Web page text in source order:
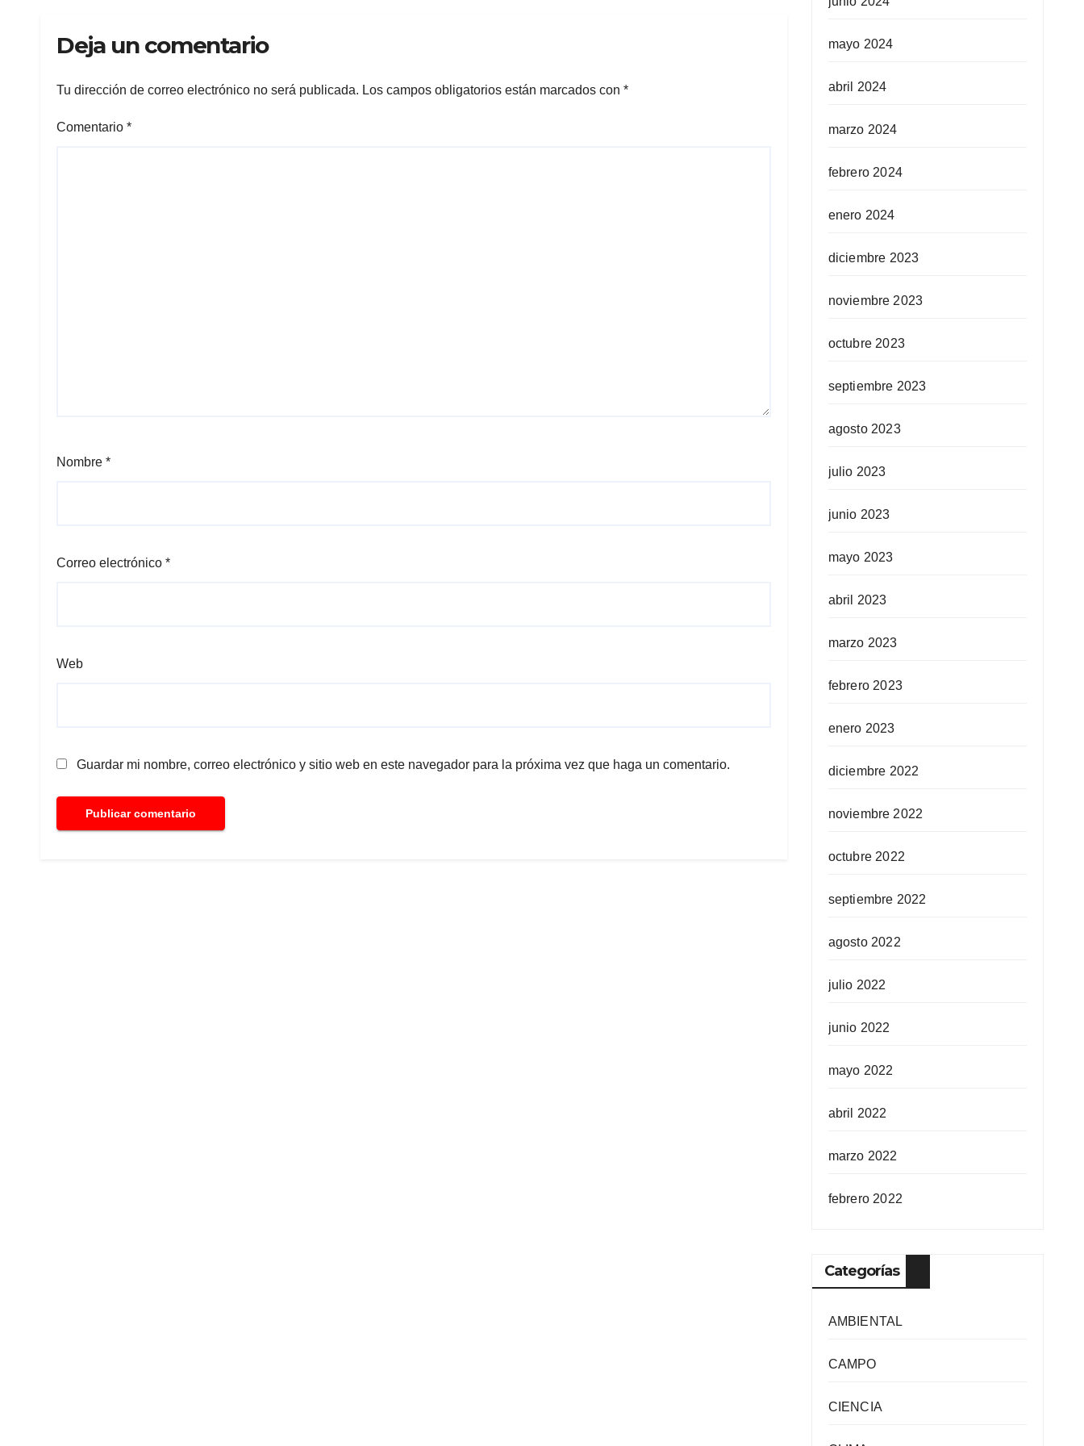
Deja un comentario
Tu dirección de correo electrónico no será publicada. Los campos obligatorios están marcados con *
Comentario *
Nombre *
Correo electrónico *
Web
Guardar mi nombre, correo electrónico y sitio web en este navegador para la próxima vez que haga un comentario.
mayo 2024
abril 2024
marzo 2024
febrero 2024
enero 2024
diciembre 2023
noviembre 2023
octubre 2023
septiembre 2023
agosto 2023
julio 2023
junio 2023
mayo 2023
abril 2023
marzo 2023
febrero 2023
enero 2023
diciembre 2022
noviembre 2022
octubre 2022
septiembre 2022
agosto 2022
julio 2022
junio 2022
mayo 2022
abril 2022
marzo 2022
febrero 2022
Categorías
AMBIENTAL
CAMPO
CIENCIA